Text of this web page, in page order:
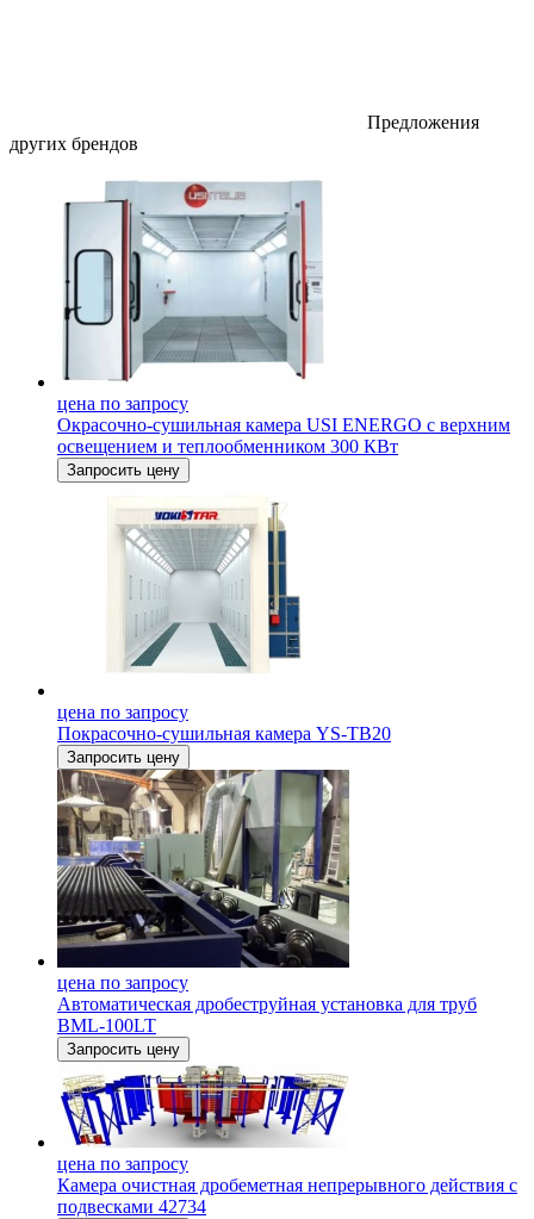
Предложения
других брендов
цена по запросу
Окрасочно-сушильная камера USI ENERGO с верхним
освещением и теплообменником 300 КВт
Запросить цену
цена по запросу
Покрасочно-сушильная камера YS-TB20
Запросить цену
цена по запросу
Автоматическая дробеструйная установка для труб
BML-100LT
Запросить цену
цена по запросу
Камера очистная дробеметная непрерывного действия с
подвесками 42734